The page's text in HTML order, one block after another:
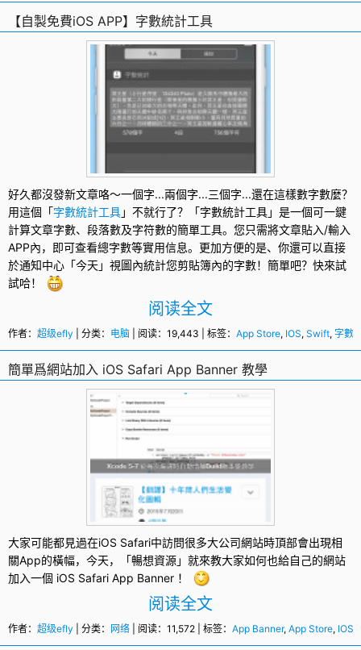
【自製免費iOS APP】字數統計工具
好久都沒發新文章咯～一個字...兩個字...三個字...還在這樣數字數麼？
用這個「字數統計工具」不就行了？「字數統計工具」是一個可一鍵
計算文章字數、段落數及字符數的簡單工具。您只需將文章貼入/輸入
APP內，即可查看總字數等實用信息。更加方便的是、你還可以直接
於通知中心「今天」視圖內統計您剪貼簿內的字數！簡單吧？快來試
試哈！
阅读全文
作者： 超级efly | 分类： 电脑 | 阅读：19,443 | 标签： App Store, IOS, Swift, 字數
簡單爲網站加入 iOS Safari App Banner 教學
大家可能都見過在iOS Safari中訪問很多大公司網站時頂部會出現相
關App的橫幅，今天，「暢想資源」就來教大家如何也給自己的網站
加入一個 iOS Safari App Banner ！
阅读全文
作者： 超级efly | 分类： 网络 | 阅读：11,572 | 标签： App Banner, App Store, IOS